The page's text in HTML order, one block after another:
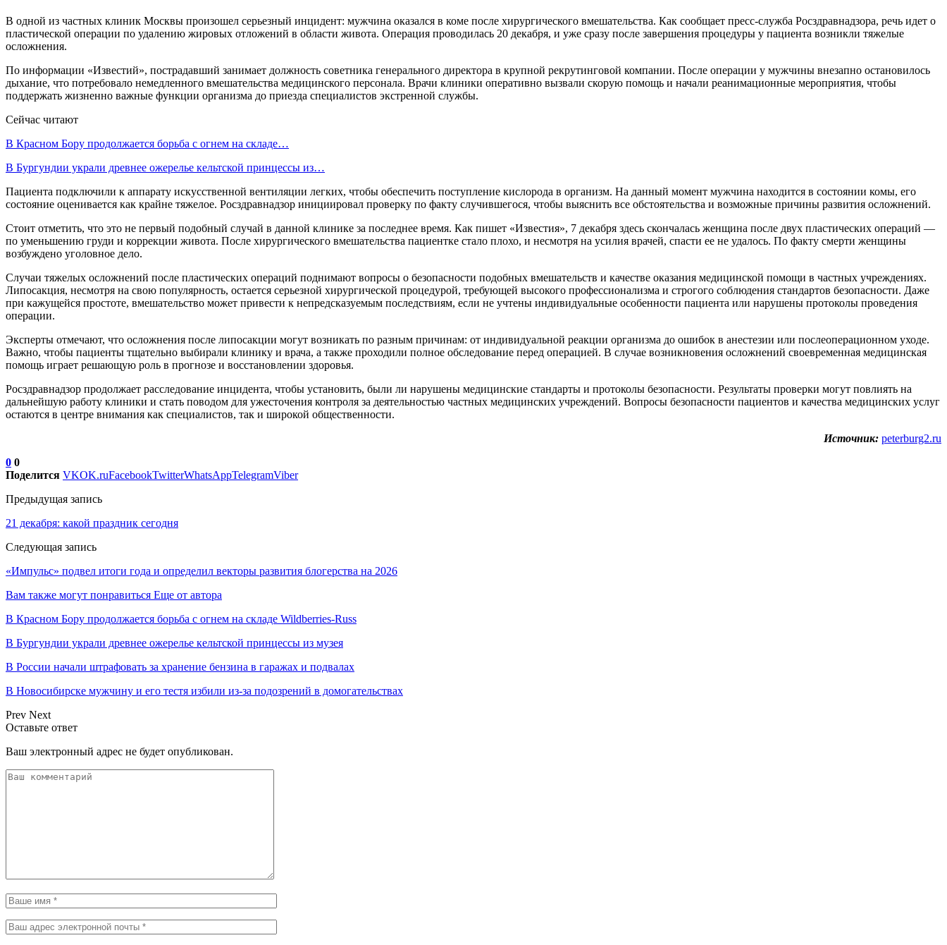
В одной из частных клиник Москвы произошел серьезный инцидент: мужчина оказался в коме после хирургического вмешательства. Как сообщает пресс-служба Росздравнадзора, речь идет о
пластической операции по удалению жировых отложений в области живота. Операция проводилась 20 декабря, и уже сразу после завершения процедуры у пациента возникли тяжелые
осложнения.
По информации «Известий», пострадавший занимает должность советника генерального директора в крупной рекрутинговой компании. После операции у мужчины внезапно остановилось
дыхание, что потребовало немедленного вмешательства медицинского персонала. Врачи клиники оперативно вызвали скорую помощь и начали реанимационные мероприятия, чтобы
поддержать жизненно важные функции организма до приезда специалистов экстренной службы.
Сейчас читают
В Красном Бору продолжается борьба с огнем на складе…
В Бургундии украли древнее ожерелье кельтской принцессы из…
Пациента подключили к аппарату искусственной вентиляции легких, чтобы обеспечить поступление кислорода в организм. На данный момент мужчина находится в состоянии комы, его
состояние оценивается как крайне тяжелое. Росздравнадзор инициировал проверку по факту случившегося, чтобы выяснить все обстоятельства и возможные причины развития осложнений.
Стоит отметить, что это не первый подобный случай в данной клинике за последнее время. Как пишет «Известия», 7 декабря здесь скончалась женщина после двух пластических операций —
по уменьшению груди и коррекции живота. После хирургического вмешательства пациентке стало плохо, и несмотря на усилия врачей, спасти ее не удалось. По факту смерти женщины
возбуждено уголовное дело.
Случаи тяжелых осложнений после пластических операций поднимают вопросы о безопасности подобных вмешательств и качестве оказания медицинской помощи в частных учреждениях.
Липосакция, несмотря на свою популярность, остается серьезной хирургической процедурой, требующей высокого профессионализма и строгого соблюдения стандартов безопасности. Даже
при кажущейся простоте, вмешательство может привести к непредсказуемым последствиям, если не учтены индивидуальные особенности пациента или нарушены протоколы проведения
операции.
Эксперты отмечают, что осложнения после липосакции могут возникать по разным причинам: от индивидуальной реакции организма до ошибок в анестезии или послеоперационном уходе.
Важно, чтобы пациенты тщательно выбирали клинику и врача, а также проходили полное обследование перед операцией. В случае возникновения осложнений своевременная медицинская
помощь играет решающую роль в прогнозе и восстановлении здоровья.
Росздравнадзор продолжает расследование инцидента, чтобы установить, были ли нарушены медицинские стандарты и протоколы безопасности. Результаты проверки могут повлиять на
дальнейшую работу клиники и стать поводом для ужесточения контроля за деятельностью частных медицинских учреждений. Вопросы безопасности пациентов и качества медицинских услуг
остаются в центре внимания как специалистов, так и широкой общественности.
Источник: peterburg2.ru
0 0
Поделится VKOK.ruFacebookTwitterWhatsAppTelegramViber
Предыдущая запись
21 декабря: какой праздник сегодня
Следующая запись
«Импульс» подвел итоги года и определил векторы развития блогерства на 2026
Вам также могут понравиться Еще от автора
В Красном Бору продолжается борьба с огнем на складе Wildberries-Russ
В Бургундии украли древнее ожерелье кельтской принцессы из музея
В России начали штрафовать за хранение бензина в гаражах и подвалах
В Новосибирске мужчину и его тестя избили из-за подозрений в домогательствах
Prev Next
Оставьте ответ
Ваш электронный адрес не будет опубликован.